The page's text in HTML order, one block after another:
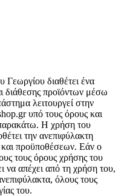
διαθέτει ένα
διάθεσης προϊόντων μέσω
λειτουργεί στην
υπό τους όρους και
Η χρήση του
την ανεπιφύλακτη
προϋποθέσεων. Εάν ο
τους όρους χρήσης του
να απέχει από τη χρήση του,
όλους τους
του.